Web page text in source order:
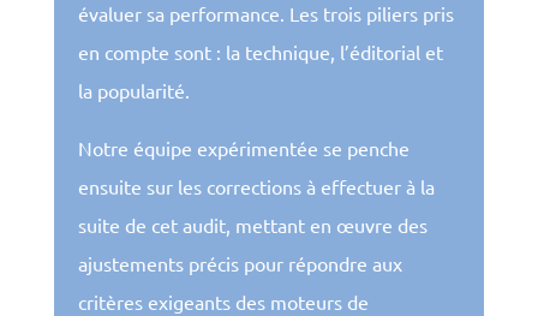
évaluer sa performance. Les trois piliers pris
en compte sont : la technique, l’éditorial et
la popularité.
Notre équipe expérimentée se penche
ensuite sur les corrections à effectuer à la
suite de cet audit, mettant en œuvre des
ajustements précis pour répondre aux
critères exigeants des moteurs de